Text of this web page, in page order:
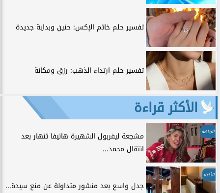
تفسير حلم خاتم الإكس: حنين وبداية جديدة
تفسير حلم ارتداء الذهب: رزق ومكانة
الأكثر قراءة
الرياضة
مشجعة ليفربول الشهيرة هانيفا تنهار بعد
انتقال محمد...
الأخبار
جدل واسع بعد منشور متداولة عن منع سيدة...